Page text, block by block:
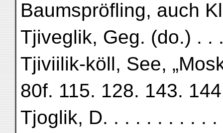
Baumspröfling, auch
Tjiveglik, Geg. (do.) . .
Tjiviilik-köll, See,
80f. 115. 128. 143.
Tjoglik, D. . . . . . . . . . .